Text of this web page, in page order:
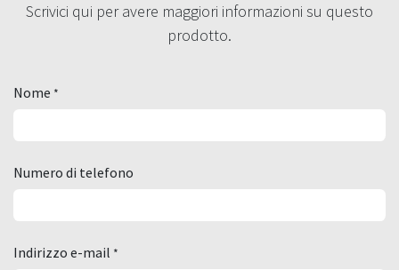
Scrivici qui per avere maggiori informazioni su questo
prodotto.
Nome *
Numero di telefono
Indirizzo e-mail *